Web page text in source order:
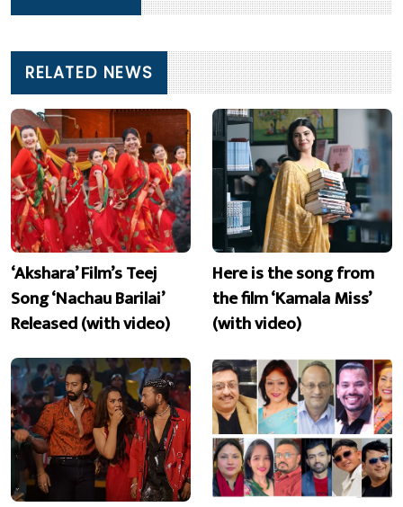
RELATED NEWS
‘Akshara’ Film’s Teej
Song ‘Nachau Barilai’
Released (with video)
Here is the song from
the film ‘Kamala Miss’
(with video)